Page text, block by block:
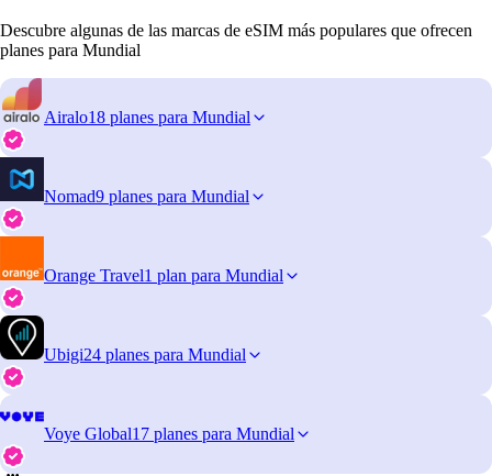
Descubre algunas de las marcas de eSIM más populares que ofrecen
planes para Mundial
Airalo18 planes para Mundial
Nomad9 planes para Mundial
Orange Travel1 plan para Mundial
Ubigi24 planes para Mundial
Voye Global17 planes para Mundial